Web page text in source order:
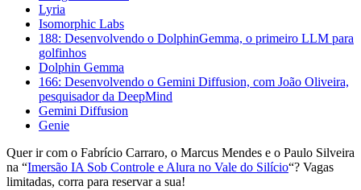
Lyria
Isomorphic Labs
188: Desenvolvendo o DolphinGemma, o primeiro LLM para
golfinhos
Dolphin Gemma
166: Desenvolvendo o Gemini Diffusion, com João Oliveira,
pesquisador da DeepMind
Gemini Diffusion
Genie
Quer ir com o Fabrício Carraro, o Marcus Mendes e o Paulo Silveira
na “Imersão IA Sob Controle e Alura no Vale do Silício“? Vagas
limitadas, corra para reservar a sua!